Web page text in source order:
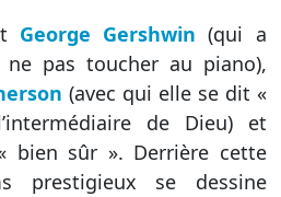
George Gershwin (qui a
pas toucher au piano),
(avec qui elle se dit «
de Dieu) et
bien sûr ». Derrière cette
prestigieux se dessine